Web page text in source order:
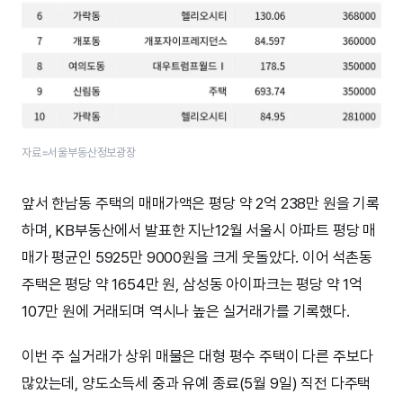
자료=서울부동산정보광장
앞서 한남동 주택의 매매가액은 평당 약 2억 238만 원을 기록
하며, KB부동산에서 발표한 지난12월 서울시 아파트 평당 매
매가 평균인 5925만 9000원을 크게 웃돌았다. 이어 석촌동
주택은 평당 약 1654만 원, 삼성동 아이파크는 평당 약 1억
107만 원에 거래되며 역시나 높은 실거래가를 기록했다.
이번 주 실거래가 상위 매물은 대형 평수 주택이 다른 주보다
많았는데, 양도소득세 중과 유예 종료(5월 9일) 직전 다주택